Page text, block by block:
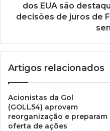
dos EUA são
decisões de juros de
Artigos relacionados
Acionistas da Gol
(GOLL54) aprovam
reorganização e preparam
oferta de ações